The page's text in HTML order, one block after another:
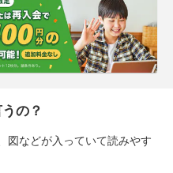
の？
図などが入っていて読みやす